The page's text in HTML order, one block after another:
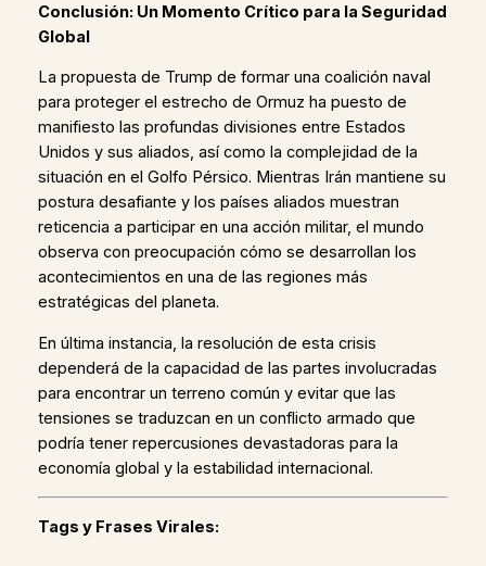
Conclusión: Un Momento Crítico para la Seguridad
Global
La propuesta de Trump de formar una coalición naval
para proteger el estrecho de Ormuz ha puesto de
manifiesto las profundas divisiones entre Estados
Unidos y sus aliados, así como la complejidad de la
situación en el Golfo Pérsico. Mientras Irán mantiene su
postura desafiante y los países aliados muestran
reticencia a participar en una acción militar, el mundo
observa con preocupación cómo se desarrollan los
acontecimientos en una de las regiones más
estratégicas del planeta.
En última instancia, la resolución de esta crisis
dependerá de la capacidad de las partes involucradas
para encontrar un terreno común y evitar que las
tensiones se traduzcan en un conflicto armado que
podría tener repercusiones devastadoras para la
economía global y la estabilidad internacional.
Tags y Frases Virales: